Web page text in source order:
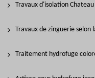
Travaux d'isolation
Travaux de zinguerie selon
Traitement hydrofuge